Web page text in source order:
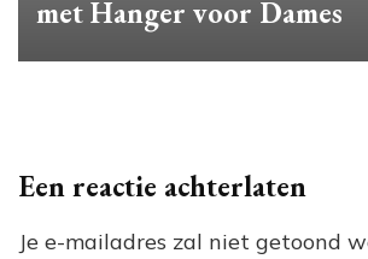
met Hanger voor Dames
Een reactie achterlaten
Je e-mailadres zal niet getoond